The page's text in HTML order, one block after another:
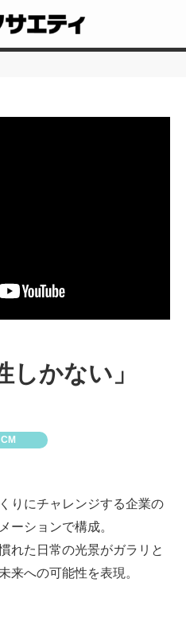
しかない」
CM
りにチャレンジする企業の
ーションで構成。
れた日常の光景がガラリと
来への可能性を表現。